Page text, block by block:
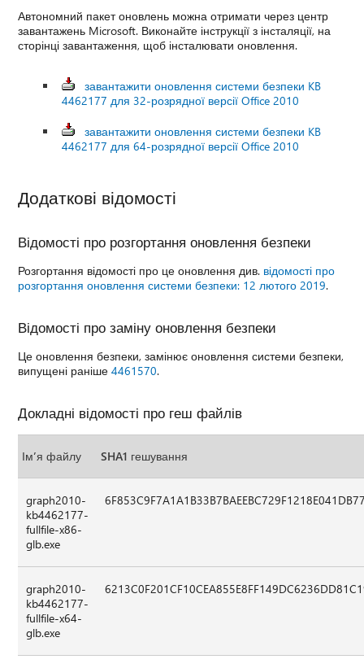
Автономний пакет оновлень можна отримати через центр
завантажень Microsoft. Виконайте інструкції з інсталяції, на
сторінці завантаження, щоб інсталювати оновлення.
завантажити оновлення системи безпеки KB
4462177 для 32-розрядної версії Office 2010
завантажити оновлення системи безпеки KB
4462177 для 64-розрядної версії Office 2010
Додаткові відомості
Відомості про розгортання оновлення безпеки
Розгортання відомості про це оновлення див. відомості про
розгортання оновлення системи безпеки: 12 лютого 2019.
Відомості про заміну оновлення безпеки
Це оновлення безпеки, замінює оновлення системи безпеки,
випущені раніше4461570.
Докладні відомості про геш файлів
Ім’я файлу SHA1 гешування
graph2010-
kb4462177-
fullfile-x86-
glb.exe
graph2010-
kb4462177-
fullfile-x64-
glb.exe